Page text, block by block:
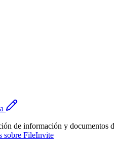
de información y documentos
sobre FileInvite